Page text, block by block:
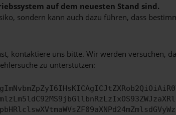
auf dem neuesten Stand sind.
sondern kann auch dazu führen, dass
kontaktiere uns bitte. Wir werden versuchen,
zu unterstützen: